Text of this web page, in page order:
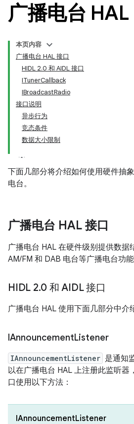
广播电台 HAL
本页内容
广播电台 HAL 接口
HIDL 2.0 和 AIDL 接口
ITunerCallback
IBroadcastRadio
接口说明
异步行为
竞态条件
数据大小限制
下面几部分将介绍如何使用硬件抽
电台。
广播电台 HAL 接口
广播电台 HAL 在硬件级别提供数据
AM/FM 和 DAB 电台等广播电台功能
HIDL 2.0 和 AIDL 接口
广播电台 HAL 使用下面几部分中介
IAnnouncementListener
IAnnouncementListener 是通知
以在广播电台 HAL 上注册此监听器
口使用以下方法：
IAnnouncementListener